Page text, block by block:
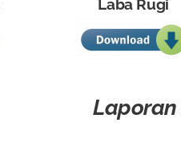
Laba Rugi
Laporan